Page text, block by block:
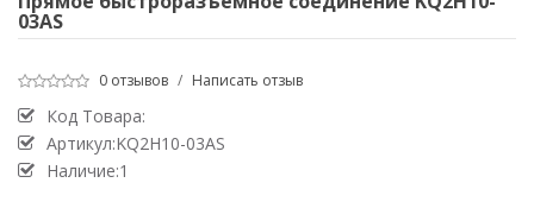
03AS
0 отзывов / Написать отзыв
Код Товара:
Артикул:KQ2H10-03AS
Наличие:1